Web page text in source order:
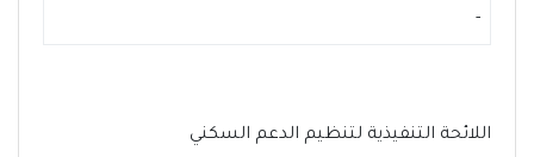
-
اللائحة التنفيذية لتنظيم الدعم السكني